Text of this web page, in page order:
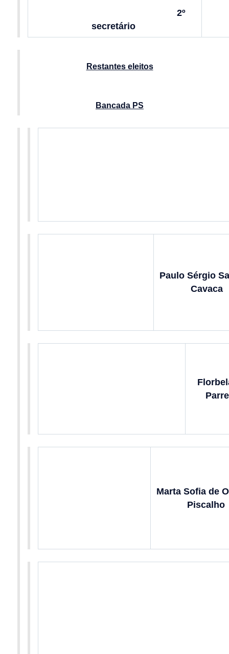
2º
secretário
Restantes eleitos
Bancada PS
Paulo Sérgio
Cavaca
Marta Sofia de
Piscalho